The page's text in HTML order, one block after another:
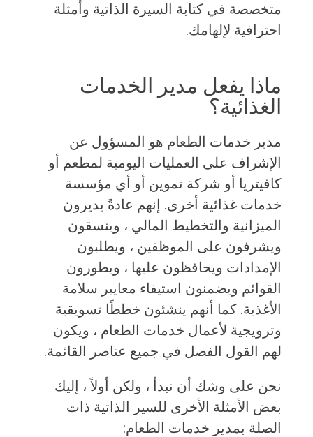
متخصصة في كتابة السيرة الذاتية وأمثلة
احترافية لإلهامك.
ماذا يفعل مدير الخدمات
الغذائية؟
مدير خدمات الطعام هو المسؤول عن
الإشراف على العمليات اليومية لمطعم أو
كافيتريا أو شركة تموين أو أي مؤسسة
خدمات غذائية أخرى. إنهم عادةً يديرون
الميزانية والتخطيط المالي ، وينسقون
ويشرفون على الموظفين ، ويطلبون
الإمدادات ويحافظون عليها ، ويطورون
القوائم ويضمنون استيفاء معايير سلامة
الأغذية. كما أنهم ينشئون خططًا تسويقية
وترويجية لأعمال خدمات الطعام ، ويكون
لهم القول الفصل في جميع عناصر القائمة.
نحن على وشك أن نبدأ ، ولكن أولاً ، إليك
بعض الأمثلة الأخرى للسير الذاتية ذات
الصلة بمدير خدمات الطعام: